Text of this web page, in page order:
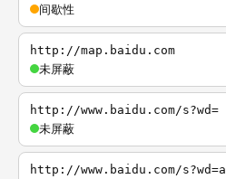
间歇性
http://map.baidu.com
未屏蔽
http://www.baidu.com/s?wd=
未屏蔽
http://www.baidu.com/s?wd=a